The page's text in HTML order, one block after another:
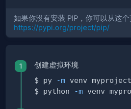
如果你没有安装 PIP，你可以从这个
https://pypi.org/project/pip/
创建虚拟环境
$ py -m venv
$ python
-m venv